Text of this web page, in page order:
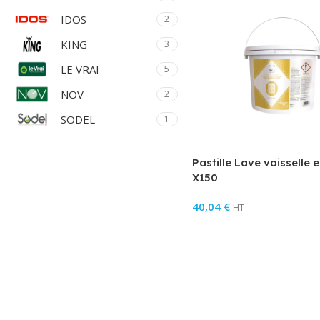
IDOS 2
KING 3
LE VRAI 5
NOV 2
SODEL 1
Pastille Lave vaisselle
X150
40,04 € HT